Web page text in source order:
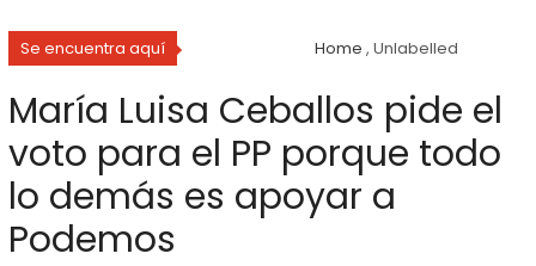
Se encuentra aquí Home , Unlabelled
María Luisa Ceballos pide el
voto para el PP porque todo
lo demás es apoyar a
Podemos